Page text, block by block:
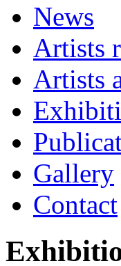
News
Artists
Artists
Gallery
Contact